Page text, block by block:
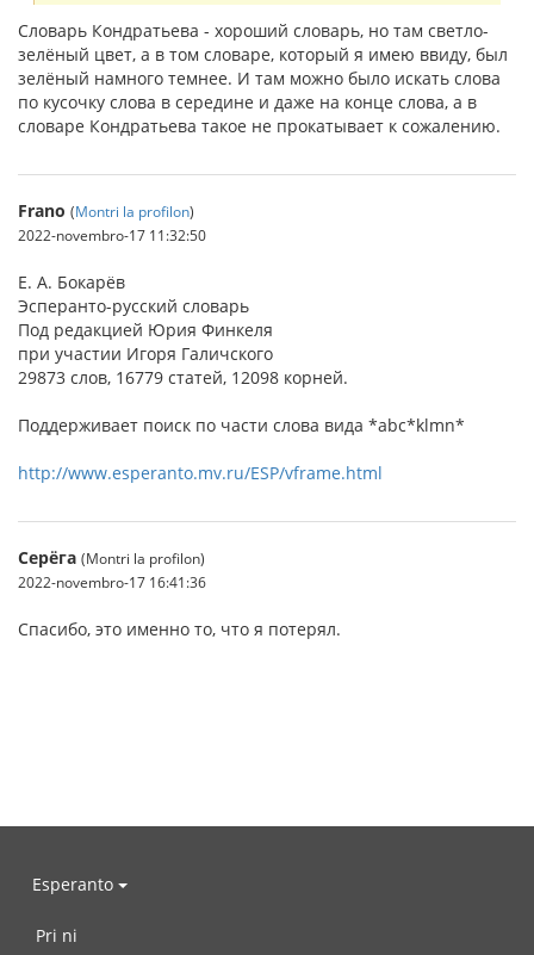
Словарь Кондратьева - хороший словарь, но там светло-
зелёный цвет, а в том словаре, который я имею ввиду, был
зелёный намного темнее. И там можно было искать слова
по кусочку слова в середине и даже на конце слова, а в
словаре Кондратьева такое не прокатывает к сожалению.
Frano (Montri la profilon)
2022-novembro-17 11:32:50
Е. А. Бокарёв
Эсперанто-русский словарь
Под редакцией Юрия Финкеля
при участии Игоря Галичского
29873 слов, 16779 статей, 12098 корней.
Поддерживает поиск по части слова вида *abc*klmn*
http://www.esperanto.mv.ru/ESP/vframe.html
Серёга (Montri la profilon)
2022-novembro-17 16:41:36
Спасибо, это именно то, что я потерял.
Esperanto
Pri ni